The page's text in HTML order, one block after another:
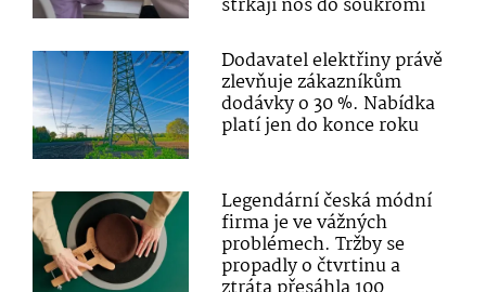
strkají nos do soukromí
Dodavatel elektřiny právě
zlevňuje zákazníkům
dodávky o 30 %. Nabídka
platí jen do konce roku
Legendární česká módní
firma je ve vážných
problémech. Tržby se
propadly o čtvrtinu a